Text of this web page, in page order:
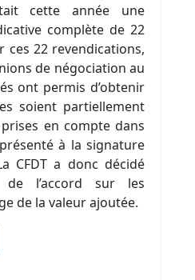
cette année une
complète de 22
ces 22 revendications,
de négociation au
ont permis d’obtenir
soient partiellement
en compte dans
à la signature
CFDT a donc décidé
de l’accord sur les
de la valeur ajoutée.